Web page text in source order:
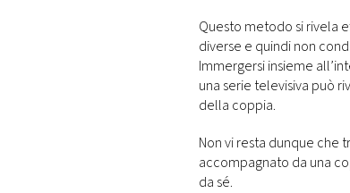
Questo metodo si rivela
diverse e quindi non
Immergersi insieme
una serie televisiva può
della coppia.
Non vi resta dunque che
accompagnato da una
da sé.